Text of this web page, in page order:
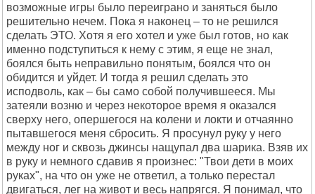
возможные игры было переиграно и заняться было
решительно нечем. Пока я наконец – то не решился
сделать ЭТО. Хотя я его хотел и уже был готов, но как
именно подступиться к нему с этим, я еще не знал,
боялся быть неправильно понятым, боялся что он
обидится и уйдет. И тогда я решил сделать это
исподволь, как – бы само собой получившееся. Мы
затеяли возню и через некоторое время я оказался
сверху него, опершегося на колени и локти и отчаянно
пытавшегося меня сбросить. Я просунул руку у него
между ног и сквозь джинсы нащупал два шарика. Взяв их
в руку и немного сдавив я произнес: "Твои дети в моих
руках", на что он уже не ответил, а только перестал
двигаться, лег на живот и весь напрягся. Я понимал, что